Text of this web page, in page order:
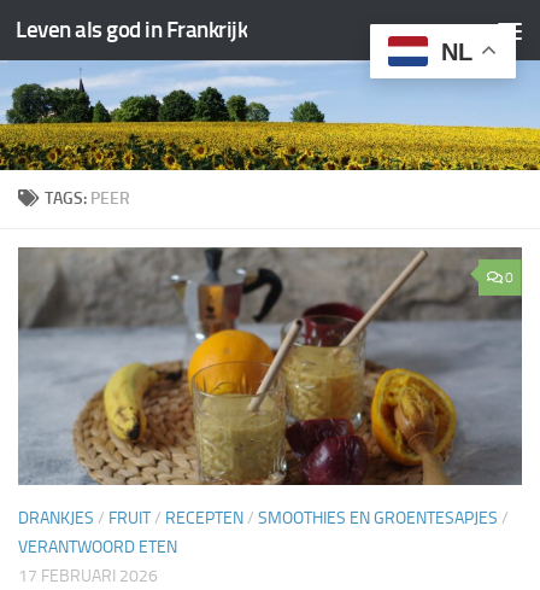
Doorgaan naar inhoud
Leven als god in Frankrijk
TAGS: PEER
0
DRANKJES / FRUIT/ RECEPTEN/ SMOOTHIES EN GROENTESAPJES /
VERANTWOORD ETEN
17 FEBRUARI 2026
NL